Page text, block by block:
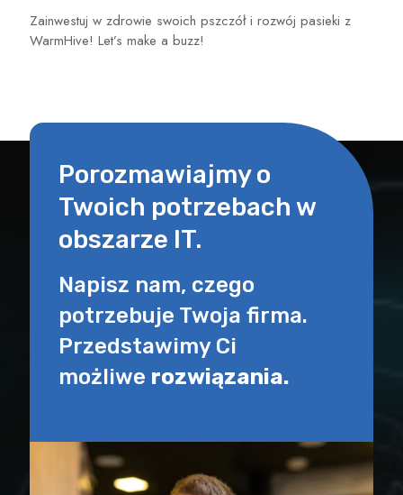
Zainwestuj w zdrowie swoich pszczół i rozwój pasieki z
WarmHive! Let’s make a buzz!
Porozmawiajmy o
Twoich potrzebach w
obszarze IT.
Napisz nam, czego
potrzebuje Twoja firma.
Przedstawimy Ci
możliwe rozwiązania.